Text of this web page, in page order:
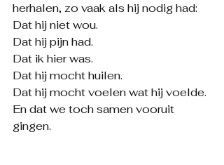
herhalen, zo vaak als hij nodig had:
Dat hij niet wou.
Dat hij pijn had.
Dat ik hier was.
Dat hij mocht huilen.
Dat hij mocht voelen wat hij voelde.
En dat we toch samen vooruit
gingen.